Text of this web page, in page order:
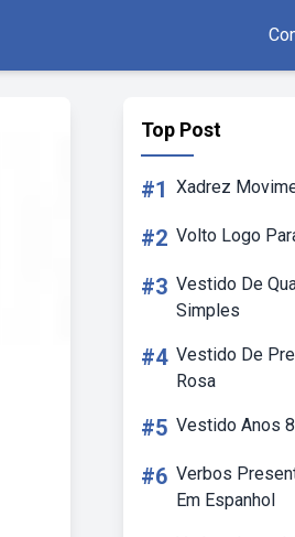
Top Post
#1 Xadrez
#2 Volto Logo
#3 Vestido De
Simples
#4 Vestido De
Rosa
#5 Vestido Anos
#6 Verbos
Em Espanhol